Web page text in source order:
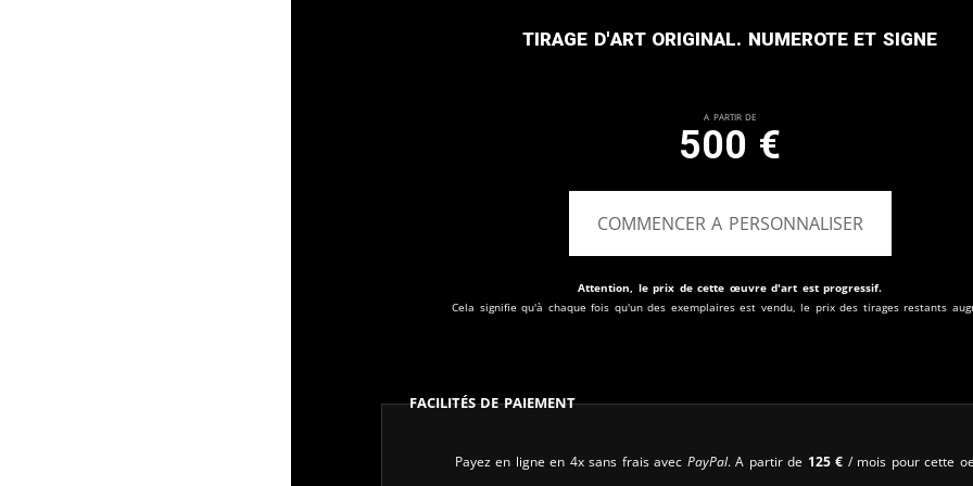
Tirage d'art original. Numerote et signe
A partir de
500 €
COMMENCER A PERSONNALISER
Attention, le prix de cette œuvre d'art est progressif.
Cela signifie qu'à chaque fois qu'un des exemplaires est vendu, le prix des tirages restants
Facilités de paiement
Payez en ligne en 4x sans frais avec PayPal. A partir de 125 € / mois pour cette